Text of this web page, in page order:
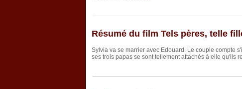
Résumé du film Tels pères, telle
Sylvia va se marrier avec Edouard. Le couple compte
ses trois papas se sont tellement attachés à elle qu'ils